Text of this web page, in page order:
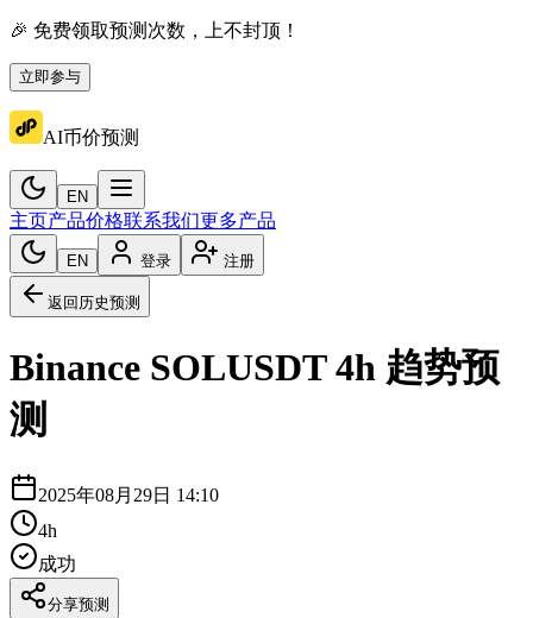
🎉 免费领取预测次数，上不封顶！
立即参与
AI币价预测
EN
主页产品价格联系我们更多产品
EN 登录 注册
返回历史预测
Binance SOLUSDT 4h 趋势预
测
2025年08月29日 14:10
4h
成功
分享预测